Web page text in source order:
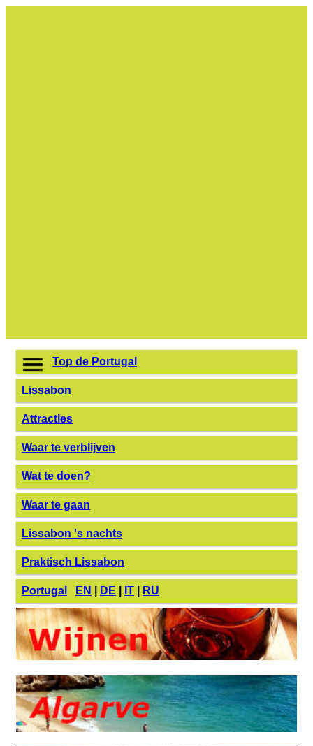
Top de Portugal
Lissabon
Attracties
Waar te verblijven
Wat te doen?
Waar te gaan
Lissabon 's nachts
Praktisch Lissabon
Portugal EN DE IT RU